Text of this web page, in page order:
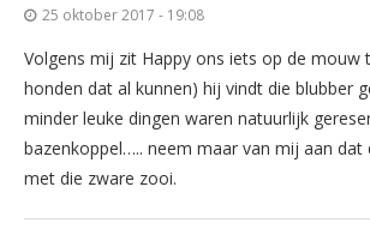
25 oktober 2017 - 19:08
Volgens mij zit Happy ons iets op de mouw
honden dat al kunnen) hij vindt die blubber
minder leuke dingen waren natuurlijk
bazenkoppel….. neem maar van mij aan dat
met die zware zooi.